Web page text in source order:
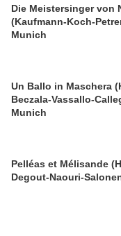
Die Meistersinger von
(Kaufmann-Koch-
Munich
Un Ballo in Maschera
Beczala-Vassallo-
Munich
Pelléas et Mélisande
Degout-Naouri-